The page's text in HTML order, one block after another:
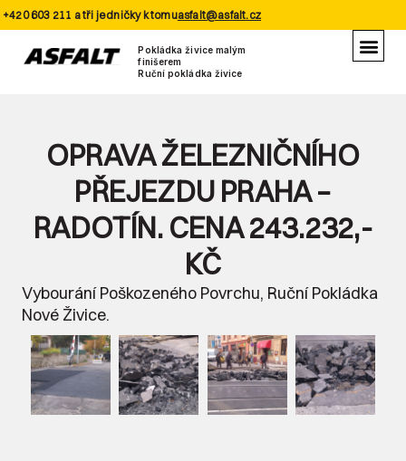
Pokládka živice malým
finišerem
Ruční pokládka živice
+420 603 211 a tři jedničky k tomuasfalt@asfalt.cz
OPRAVA ŽELEZNIČNÍHO
PŘEJEZDU PRAHA –
RADOTÍN. CENA 243.232,-
KČ
Vybourání Poškozeného Povrchu, Ruční Pokládka
Nové Živice.